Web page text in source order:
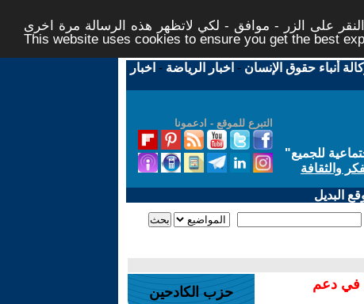
على الزر - موافق - لكي لاتظهر هذه الرسالة مرة اخرى -
This website uses cookies to ensure you get the best
أنباء حقوق الإنسان - اخبار الرياضة - اخبار
التبرع للموقع - ادعمونا
للجميع"
والثقافة
البديل
في دعم
حزب الكادحين